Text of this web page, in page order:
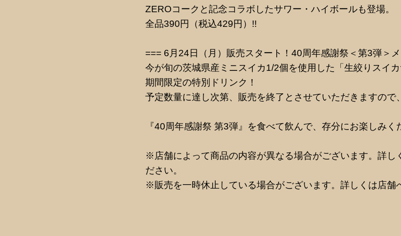
ZEROコークと記念コラボしたサワー・ハイボールも登場。
全品390円（税込429円）!!
=== 6月24日（月）販売スタート！40周年感謝祭＜第3弾＞
今が旬の茨城県産ミニスイカ1/2個を使用した「生絞りスイ
期間限定の特別ドリンク！
予定数量に達し次第、販売を終了とさせていただきますので
『40周年感謝祭 第3弾』を食べて飲んで、存分にお楽しみく
※店舗によって商品の内容が異なる場合がございます。詳し
ださい。
※販売を一時休止している場合がございます。詳しくは店舗